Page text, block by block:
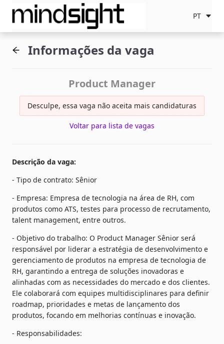
PT
Informações da vaga
Product Manager
Desculpe, essa vaga não aceita mais candidaturas
Voltar para lista de vagas
Descrição da vaga:
- Tipo de contrato: Sênior
- Empresa: Empresa de tecnologia na área de RH, com
produtos como ATS, testes para processo de recrutamento,
talent management, entre outros.
- Objetivo do trabalho: O Product Manager Sênior será
responsável por liderar a estratégia de desenvolvimento e
gerenciamento de produtos na empresa de tecnologia de
RH, garantindo a entrega de soluções inovadoras e
alinhadas com as necessidades do mercado e dos clientes.
Ele colaborará com equipes multidisciplinares para definir
roadmap, prioridades e metas de lançamento dos
produtos, focando em melhorias contínuas e inovação.
- Responsabilidades: